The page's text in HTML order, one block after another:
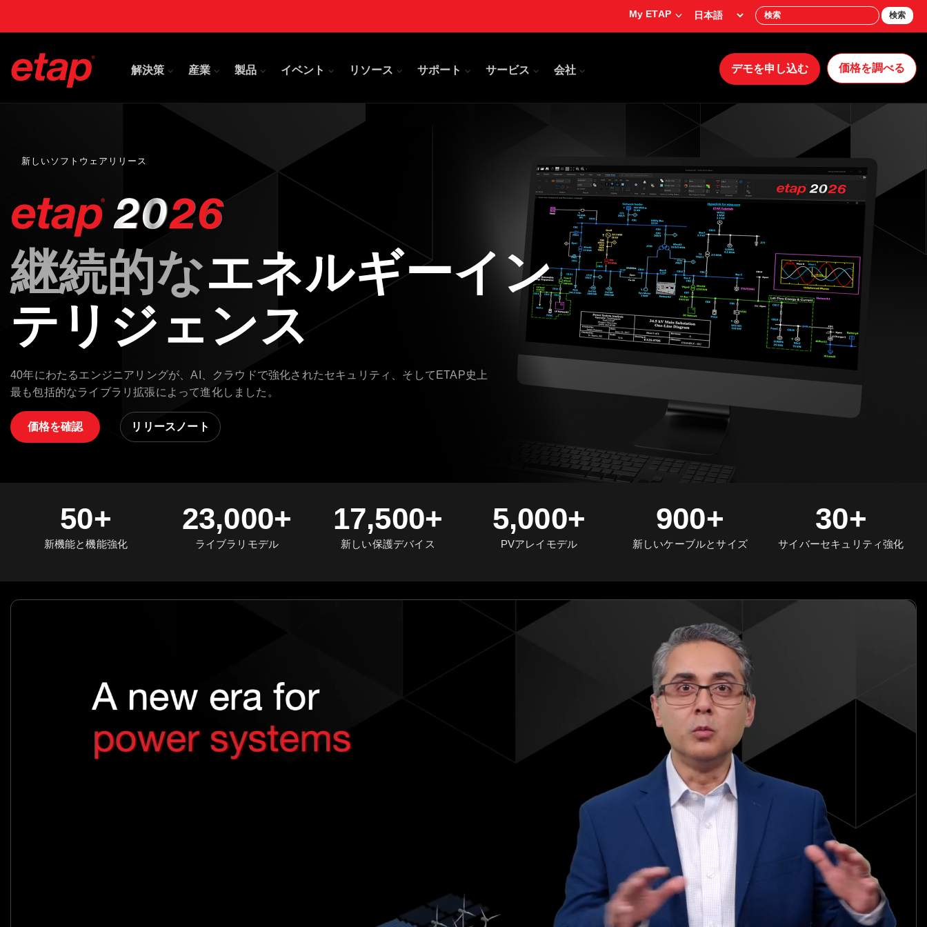
My ETAP 検索
解決策 産業 製品 イベント リソース サポート サービス 会社 デモを申し込む 価格を調べる
新しいソフトウェアリリース
継続的なエネルギーイン
テリジェンス
40年にわたるエンジニアリングが、AI、クラウドで強化されたセキュリティ、そしてETAP史上
最も包括的なライブラリ拡張によって進化しました。
価格を確認 リリースノート
50+
新機能と機能強化
23,000+
ライブラリモデル
17,500+
新しい保護デバイス
5,000+
PVアレイモデル
900+
新しいケーブルとサイズ
30+
サイバーセキュリティ強化